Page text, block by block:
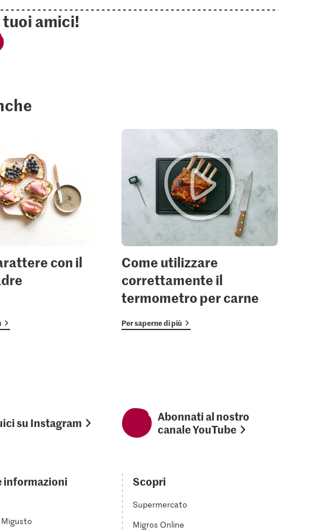
amici!
con il
Come utilizzare
correttamente il
termometro per carne
Per saperne di più
su Instagram
Abonnati al nostro
canale YouTube
informazioni
Scopri
Supermercato
Migros Online